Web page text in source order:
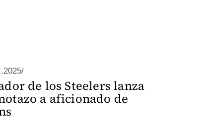
de los Steelers lanza
a aficionado de